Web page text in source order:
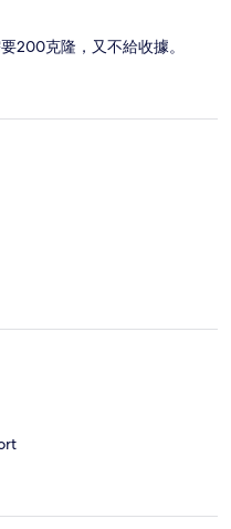
200克隆，又不給收據。